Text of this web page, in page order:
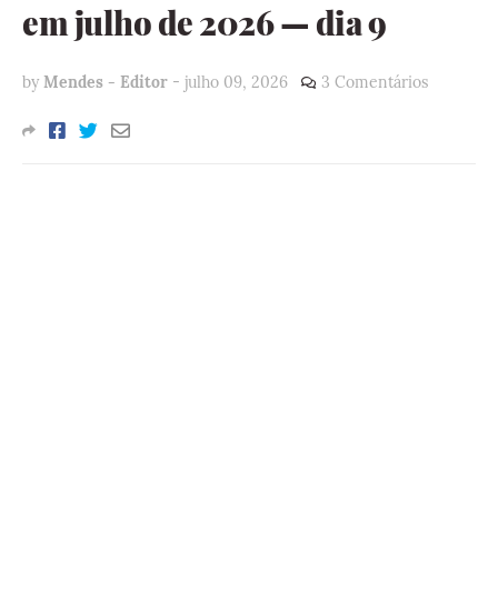
em julho de 2026 — dia 9
by Mendes - Editor - julho 09, 2026 3 Comentários